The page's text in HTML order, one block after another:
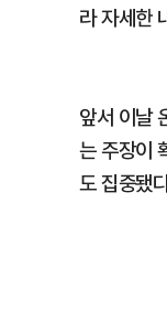
라 자세한
앞서 이날
는 주장이
도 집중됐